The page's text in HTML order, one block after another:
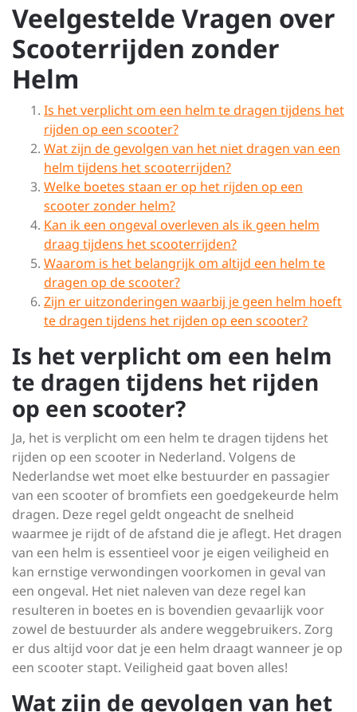
Veelgestelde Vragen over
Scooterrijden zonder
Helm
Is het verplicht om een helm te dragen tijdens het
rijden op een scooter?
Wat zijn de gevolgen van het niet dragen van een
helm tijdens het scooterrijden?
Welke boetes staan er op het rijden op een
scooter zonder helm?
Kan ik een ongeval overleven als ik geen helm
draag tijdens het scooterrijden?
Waarom is het belangrijk om altijd een helm te
dragen op de scooter?
Zijn er uitzonderingen waarbij je geen helm hoeft
te dragen tijdens het rijden op een scooter?
Is het verplicht om een helm
te dragen tijdens het rijden
op een scooter?
Ja, het is verplicht om een helm te dragen tijdens het
rijden op een scooter in Nederland. Volgens de
Nederlandse wet moet elke bestuurder en passagier
van een scooter of bromfiets een goedgekeurde helm
dragen. Deze regel geldt ongeacht de snelheid
waarmee je rijdt of de afstand die je aflegt. Het dragen
van een helm is essentieel voor je eigen veiligheid en
kan ernstige verwondingen voorkomen in geval van
een ongeval. Het niet naleven van deze regel kan
resulteren in boetes en is bovendien gevaarlijk voor
zowel de bestuurder als andere weggebruikers. Zorg
er dus altijd voor dat je een helm draagt wanneer je op
een scooter stapt. Veiligheid gaat boven alles!
Wat zijn de gevolgen van het